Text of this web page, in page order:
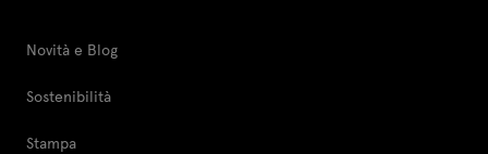
Novità e Blog
Sostenibilità
Stampa